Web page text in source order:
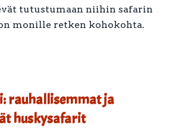
tutustumaan niihin safarin
monille retken kohokohta.
rauhallisemmat ja
huskysafarit